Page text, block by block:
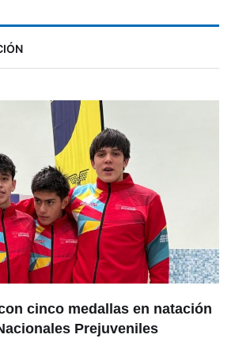
cinco medallas en natación
Prejuveniles